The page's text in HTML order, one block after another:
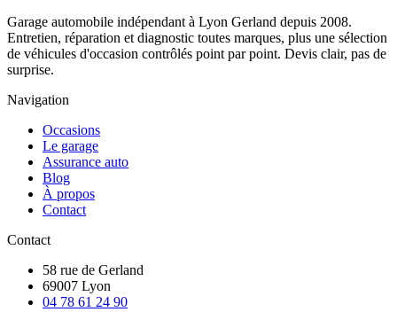
Garage automobile indépendant à Lyon Gerland depuis 2008.
Entretien, réparation et diagnostic toutes marques, plus une sélection
de véhicules d'occasion contrôlés point par point. Devis clair, pas de
surprise.
Navigation
Occasions
Le garage
Assurance auto
Blog
À propos
Contact
Contact
58 rue de Gerland
69007 Lyon
04 78 61 24 90